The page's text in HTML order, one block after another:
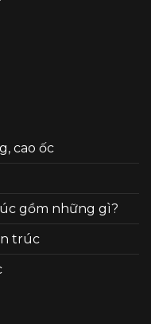
cao ốc
gồm những gì?
trúc